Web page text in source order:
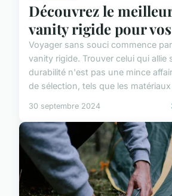
Découvrez le
vanity rigide pour vos
Voyager sans souci commence
vanity rigide. Trouver celui qui allie
durabilité n'est pas une mince
de sélection, tels que les matériaux
30 septembre 2024